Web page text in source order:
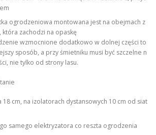
ogrodzeniowa montowana jest na obejmach z
która zachodzi na opaskę
wzmocnione dodatkowo w dolnej części to
sposób, a przy śmietniku musi być szczelne n
nie tylko od strony lasu.
cm, na izolatorach dystansowych 10 cm od siat
samego elektryzatora co reszta ogrodzenia